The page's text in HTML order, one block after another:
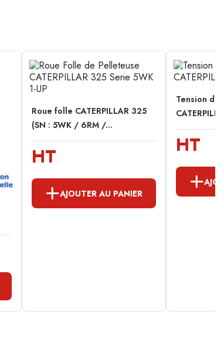
Roue folle CATERPILLAR 325
(SN : 5WK / 6RM /...
HT
AJOUTER AU PANIER
Tension de
HT